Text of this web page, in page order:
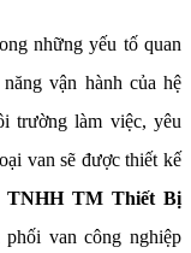
những yếu tố quan
vận hành của hệ
trường làm việc, yêu
van sẽ được thiết kế
TNHH TM Thiết Bị
van công nghiệp